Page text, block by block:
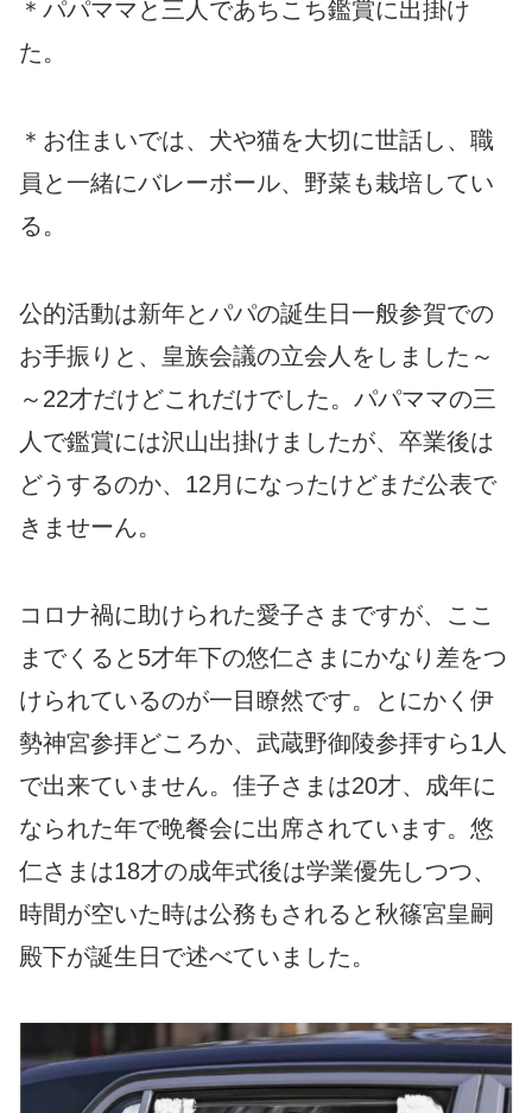
＊パパママと三人であちこち鑑賞に出掛け
た。
＊お住まいでは、犬や猫を大切に世話し、職
員と一緒にバレーボール、野菜も栽培してい
る。
公的活動は新年とパパの誕生日一般参賀での
お手振りと、皇族会議の立会人をしました～
～22才だけどこれだけでした。パパママの三
人で鑑賞には沢山出掛けましたが、卒業後は
どうするのか、12月になったけどまだ公表で
きませーん。
コロナ禍に助けられた愛子さまですが、ここ
までくると5才年下の悠仁さまにかなり差をつ
けられているのが一目瞭然です。とにかく伊
勢神宮参拝どころか、武蔵野御陵参拝すら1人
で出来ていません。佳子さまは20才、成年に
なられた年で晩餐会に出席されています。悠
仁さまは18才の成年式後は学業優先しつつ、
時間が空いた時は公務もされると秋篠宮皇嗣
殿下が誕生日で述べていました。